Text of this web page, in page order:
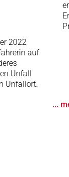
2022
auf
Unfall
Unfallort.
...